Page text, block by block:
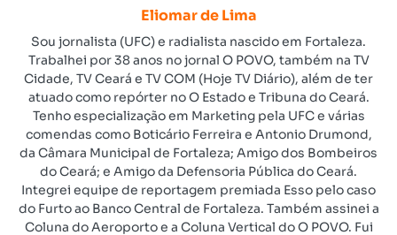
Eliomar de Lima
Sou jornalista (UFC) e radialista nascido em Fortaleza.
Trabalhei por 38 anos no jornal O POVO, também na TV
Cidade, TV Ceará e TV COM (Hoje TV Diário), além de ter
atuado como repórter no O Estado e Tribuna do Ceará.
Tenho especialização em Marketing pela UFC e várias
comendas como Boticário Ferreira e Antonio Drumond,
da Câmara Municipal de Fortaleza; Amigo dos Bombeiros
do Ceará; e Amigo da Defensoria Pública do Ceará.
Integrei equipe de reportagem premiada Esso pelo caso
do Furto ao Banco Central de Fortaleza. Também assinei a
Coluna do Aeroporto e a Coluna Vertical do O POVO. Fui